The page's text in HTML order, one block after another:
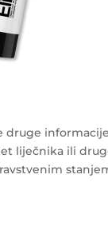
liječnika ili